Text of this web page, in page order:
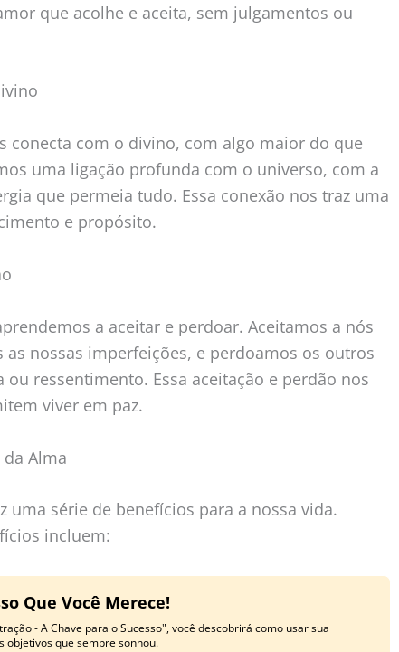
que acolhe e aceita, sem julgamentos ou
conecta com o divino, com algo maior do que
uma ligação profunda com o universo, com a
que permeia tudo. Essa conexão nos traz uma
e propósito.
a aceitar e perdoar. Aceitamos a nós
as nossas imperfeições, e perdoamos os outros
ressentimento. Essa aceitação e perdão nos
viver em paz.
Alma
uma série de benefícios para a nossa vida.
incluem:
Que Você Merece!
- A Chave para o Sucesso", você descobrirá como usar sua
objetivos que sempre sonhou.